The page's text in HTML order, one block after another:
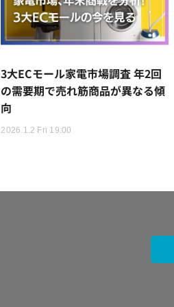
3大ECモール家電市場調査 年2回
の需要期で売れ筋商品が異なる傾
向
2026.1.2 Fri 19:00